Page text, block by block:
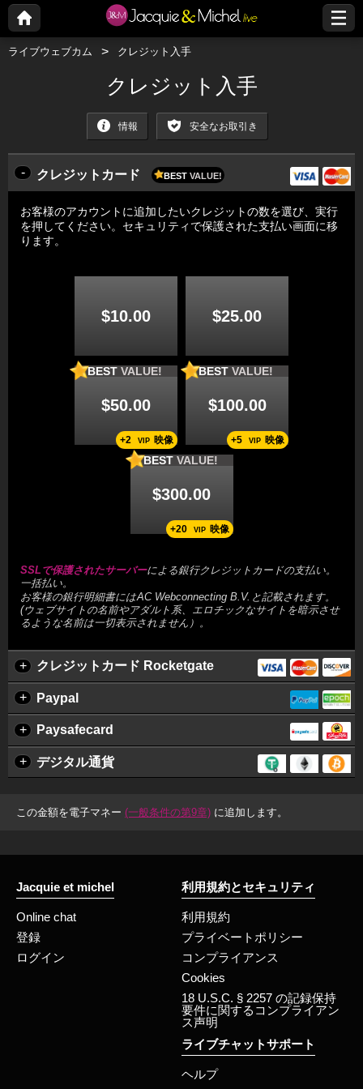
ライブウェブカム クレジット入手
クレジット入手
情報 安全なお取引き
- クレジットカード BEST VALUE!
お客様のアカウントに追加したいクレジットの数を選び、実行
を押してください。セキュリティで保護された支払い画面に移
ります。
$10.00 $25.00
BEST VALUE!
$50.00
+2 VIP 映像
BEST VALUE!
$100.00
+5 VIP 映像
BEST VALUE!
$300.00
+20 VIP 映像
SSLで保護されたサーバーによる銀行クレジットカードの支払い。
一括払い。
お客様の銀行明細書には
と記載されます。
(ウェブサイトの名前やアダルト系、エロチックなサイトを暗示させ
るような名前は一切表示されません）。
+ クレジットカード Rocketgate
+ Paypal
+ Paysafecard
+ デジタル通貨
この金額を電子マネー (一般条件の第9章) に追加します。
Jacquie et michel
Online chat
登録
ログイン
利用規約とセキュリティ
利用規約
プライベートポリシー
コンプライアンス
Cookies
18 U.S.C. § 2257 の記録保持
要件に関するコンプライアン
ス声明
ライブチャットサポート
ヘルプ